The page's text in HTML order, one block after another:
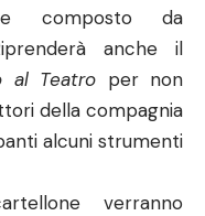
composto da
anche il
al Teatro per non
della compagnia
alcuni strumenti
verranno